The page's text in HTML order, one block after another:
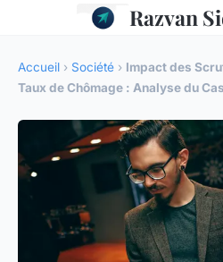
Razvan
Accueil › Société › Impact des
Taux de Chômage : Analyse du